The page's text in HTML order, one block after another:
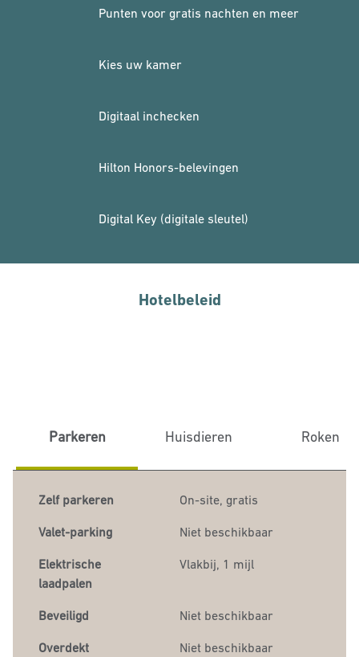
Punten voor gratis nachten en meer
Kies uw kamer
Digitaal inchecken
Hilton Honors-belevingen
Digital Key (digitale sleutel)
Hotelbeleid
Parkeren Huisdieren Roken
Zelf parkeren On-site, gratis
Valet-parking Niet beschikbaar
Elektrische
laadpalen
Vlakbij, 1 mijl
Beveiligd Niet beschikbaar
Overdekt Niet beschikbaar